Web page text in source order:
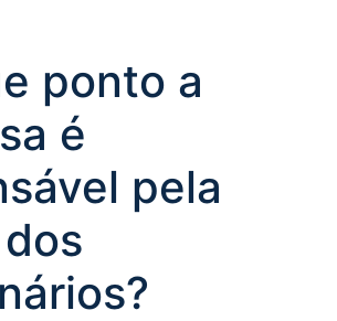
ponto a
é
pela